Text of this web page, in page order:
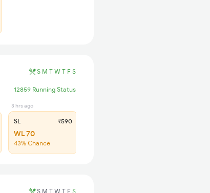
S M T W T F S
12859 Running Status
3 hrs ago
SL ₹590
WL 70
43% Chance
S M T W T F S